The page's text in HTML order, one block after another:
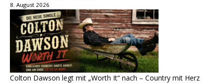
8. August 2026
Colton Dawson legt mit „Worth It“ nach – Country mit Herz